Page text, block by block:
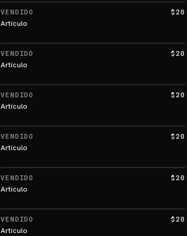
VENDIDO $20
Artículo
VENDIDO $20
Artículo
VENDIDO $20
Artículo
VENDIDO $20
Artículo
VENDIDO $20
Artículo
VENDIDO $20
Artículo